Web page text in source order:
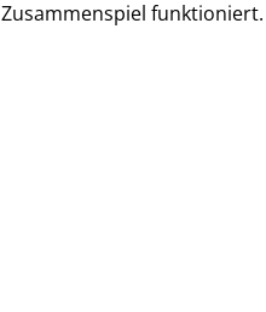
Zusammenspiel